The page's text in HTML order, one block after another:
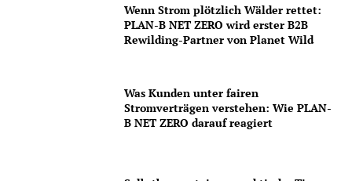
Wenn Strom plötzlich Wälder rettet:
PLAN-B NET ZERO wird erster B2B
Rewilding-Partner von Planet Wild
Was Kunden unter fairen
Stromverträgen verstehen: Wie PLAN-
B NET ZERO darauf reagiert